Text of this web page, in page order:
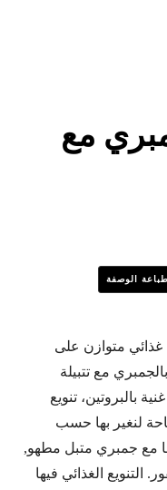
مع
طباعة الوصفة
غذائي متوازن على
مع تتبيلة
بالبروتين، تنويع
لنغير بها حسب
مع جمبري متبل مطهو,
التنويع الغذائي فيها